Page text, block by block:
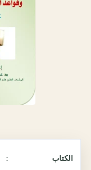
الكتاب :